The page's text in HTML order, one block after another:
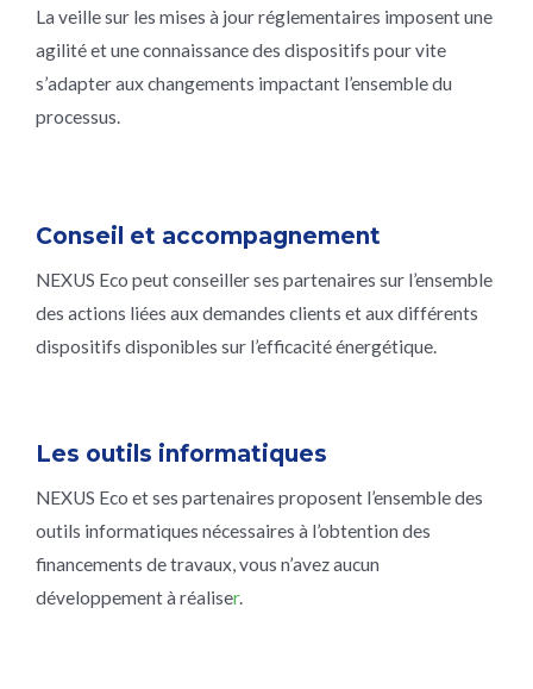
La veille sur les mises à jour réglementaires imposent une
agilité et une connaissance des dispositifs pour vite
s’adapter aux changements impactant l’ensemble du
processus.
Conseil et accompagnement
NEXUS Eco peut conseiller ses partenaires sur l’ensemble
des actions liées aux demandes clients et aux différents
dispositifs disponibles sur l’efficacité énergétique.
Les outils informatiques
NEXUS Eco et ses partenaires proposent l’ensemble des
outils informatiques nécessaires à l’obtention des
financements de travaux, vous n’avez aucun
développement à réaliser.